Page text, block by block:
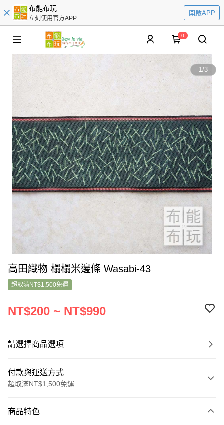
布能布玩
立刻使用官方APP
開啟APP
0
1/3
高田織物 榻榻米邊條 Wasabi-43
超取滿NT$1,500免運
NT$200 ~ NT$990
請選擇商品選項
付款與運送方式
超取滿NT$1,500免運
信用卡一次付款
商品特色